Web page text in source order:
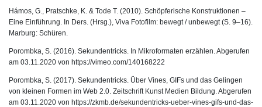
Hámos, G., Pratschke, K. & Tode T. (2010). Schöpferische Konstruktionen –
Eine Einführung. In Ders. (Hrsg.), Viva Fotofilm: bewegt / unbewegt (S. 9–16).
Marburg: Schüren.
Porombka, S. (2016). Sekundentricks. In Mikroformaten erzählen. Abgerufen
am 03.11.2020 von https://vimeo.com/140168222
Porombka, S. (2017). Sekundentricks. Über Vines, GIFs und das Gelingen
von kleinen Formen im Web 2.0. Zeitschrift Kunst Medien Bildung. Abgerufen
am 03.11.2020 von https://zkmb.de/sekundentricks-ueber-vines-gifs-und-das-